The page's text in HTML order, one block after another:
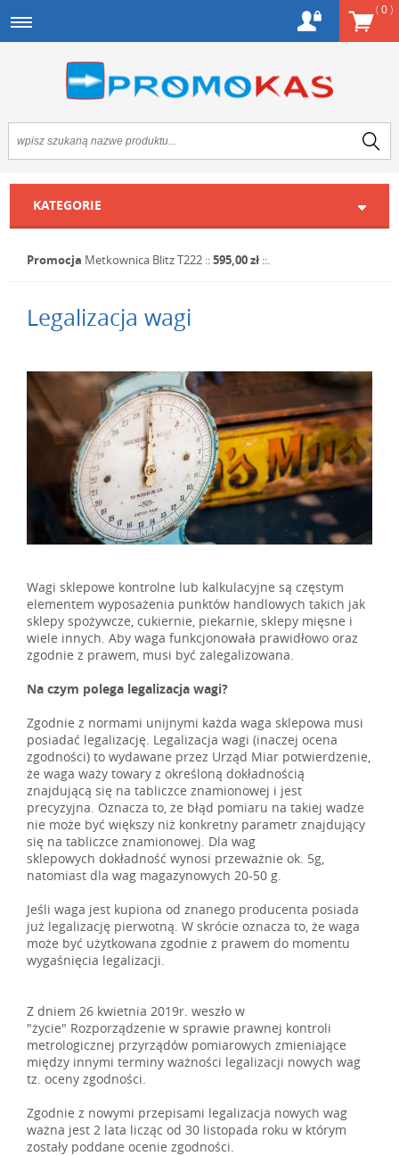
(0)
KATEGORIE
Promocja Metkownica Blitz T222 ::595,00 zł ::.
Legalizacja wagi
Wagi sklepowe kontrolne lub kalkulacyjne są częstym
elementem wyposażenia punktów handlowych takich jak
sklepy spożywcze, cukiernie, piekarnie, sklepy mięsne i
wiele innych. Aby waga funkcjonowała prawidłowo oraz
zgodnie z prawem, musi być zalegalizowana.
Na czym polega legalizacja wagi?
Zgodnie z normami unijnymi każda waga sklepowa musi
posiadać legalizację. Legalizacja wagi (inaczej ocena
zgodności) to wydawane przez Urząd Miar potwierdzenie,
że waga waży towary z określoną dokładnością
znajdującą się na tabliczce znamionowej i jest
precyzyjna. Oznacza to, że błąd pomiaru na takiej wadze
nie może być większy niż konkretny parametr znajdujący
się na tabliczce znamionowej. Dla wag
sklepowych dokładność wynosi przeważnie ok. 5g,
natomiast dla wag magazynowych 20-50 g.
Jeśli waga jest kupiona od znanego producenta posiada
już legalizację pierwotną. W skrócie oznacza to, że waga
może być użytkowana zgodnie z prawem do momentu
wygaśnięcia legalizacji.
Z dniem 26 kwietnia 2019r. weszło w
"życie" Rozporządzenie w sprawie prawnej kontroli
metrologicznej przyrządów pomiarowych zmieniające
między innymi terminy ważności legalizacji nowych wag
tz. oceny zgodności.
Zgodnie z nowymi przepisami legalizacja nowych wag
ważna jest 2 lata licząc od 30 listopada roku w którym
zostały poddane ocenie zgodności.